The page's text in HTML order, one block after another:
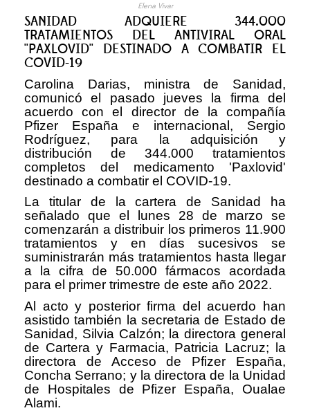
Elena Vivar
SANIDAD ADQUIERE 344.000
TRATAMIENTOS DEL ANTIVIRAL ORAL
''PAXLOVID'' DESTINADO A COMBATIR EL
COVID-19
Carolina Darias, ministra de Sanidad,
comunicó el pasado jueves la firma del
acuerdo con el director de la compañía
Pfizer España e internacional, Sergio
Rodríguez, para la adquisición y
distribución de 344.000 tratamientos
completos del medicamento 'Paxlovid'
destinado a combatir el COVID-19.
La titular de la cartera de Sanidad ha
señalado que el lunes 28 de marzo se
comenzarán a distribuir los primeros 11.900
tratamientos y en días sucesivos se
suministrarán más tratamientos hasta llegar
a la cifra de 50.000 fármacos acordada
para el primer trimestre de este año 2022.
Al acto y posterior firma del acuerdo han
asistido también la secretaria de Estado de
Sanidad, Silvia Calzón; la directora general
de Cartera y Farmacia, Patricia Lacruz; la
directora de Acceso de Pfizer España,
Concha Serrano; y la directora de la Unidad
de Hospitales de Pfizer España, Oualae
Alami.